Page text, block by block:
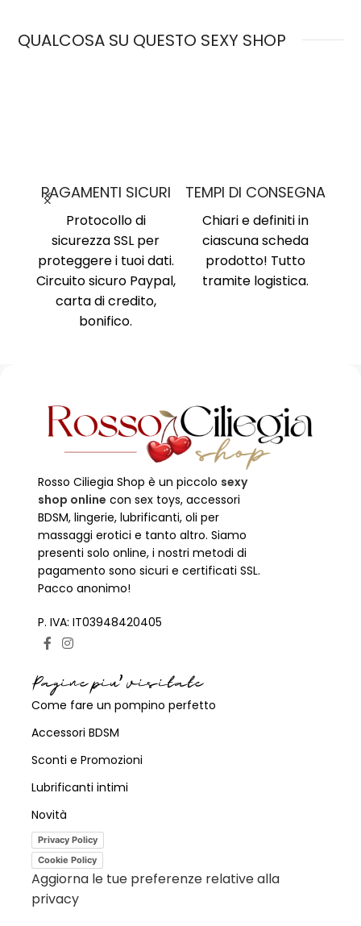
QUALCOSA SU QUESTO SEXY SHOP
PAGAMENTI SICURI
Protocollo di
sicurezza SSL per
proteggere i tuoi dati.
Circuito sicuro Paypal,
carta di credito,
bonifico.
TEMPI DI CONSEGNA
Chiari e definiti in
ciascuna scheda
prodotto! Tutto
tramite logistica.
Rosso Ciliegia Shop è un piccolo sexy
shop online con sex toys, accessori
BDSM, lingerie, lubrificanti, oli per
massaggi erotici e tanto altro. Siamo
presenti solo online, i nostri metodi di
pagamento sono sicuri e certificati SSL.
Pacco anonimo!
P. IVA: IT03948420405
Pagine piu' visitate
Come fare un pompino perfetto
Accessori BDSM
Sconti e Promozioni
Lubrificanti intimi
Novità
Privacy Policy
Cookie Policy
Aggiorna le tue preferenze relative alla
privacy